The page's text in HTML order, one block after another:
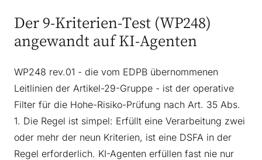
Der 9-Kriterien-Test (WP248)
angewandt auf KI-Agenten
WP248 rev.01 - die vom EDPB übernommenen
Leitlinien der Artikel-29-Gruppe - ist der operative
Filter für die Hohe-Risiko-Prüfung nach Art. 35 Abs.
1. Die Regel ist simpel: Erfüllt eine Verarbeitung zwei
oder mehr der neun Kriterien, ist eine DSFA in der
Regel erforderlich. KI-Agenten erfüllen fast nie nur